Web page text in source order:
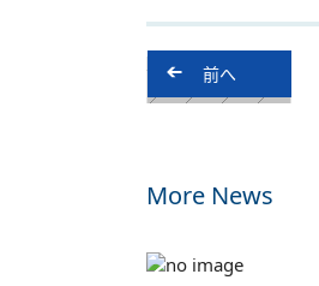
投
ナ
ー
シ
ン
前へ
More News